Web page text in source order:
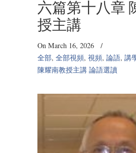
六篇第十八章
授主講
On March 16, 2026
/
全部, 全部視頻, 視頻, 論語, 講
陳耀南教授主講 論語選讀